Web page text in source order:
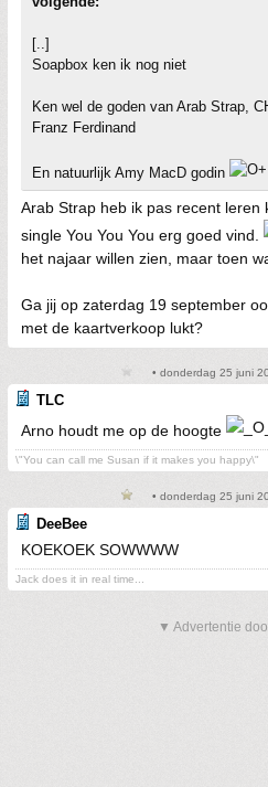
[..]
Soapbox ken ik nog niet
Ken wel de goden van Arab Strap,
Franz Ferdinand
En natuurlijk Amy MacD godin
Arab Strap heb ik pas recent leren
single You You You erg goed vind.
het najaar willen zien, maar toen
Ga jij op zaterdag 19 september
met de kaartverkoop lukt?
• donderdag 25 juni
TLC
Arno houdt me op de hoogte
\"You can call me Susan if it makes you happy\"
• donderdag 25 juni
DeeBee
KOEKOEK SOWWWW
Jack does it in real time...
▼ Advertentie